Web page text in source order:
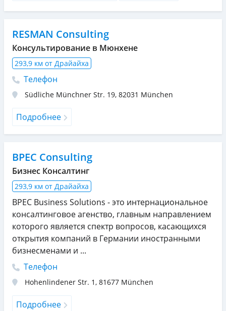
RESMAN Consulting
Консультирование в Мюнхене
293,9 км от Драйайха
Телефон
Südliche Münchner Str. 19, 82031 München
Подробнее
BPEC Consulting
Бизнес Консалтинг
293,9 км от Драйайха
BPEC Business Solutions - это интернациональное
консалтинговое агенство, главным направлением
которого является спектр вопросов, касающихся
открытия компаний в Германии иностранными
бизнесменами и ...
Телефон
Hohenlindener Str. 1, 81677 München
Подробнее